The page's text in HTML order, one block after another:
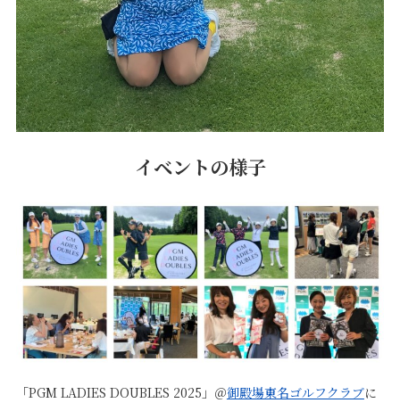
イベントの様子
「PGM LADIES DOUBLES 2025」＠御殿場東名ゴルフクラブに